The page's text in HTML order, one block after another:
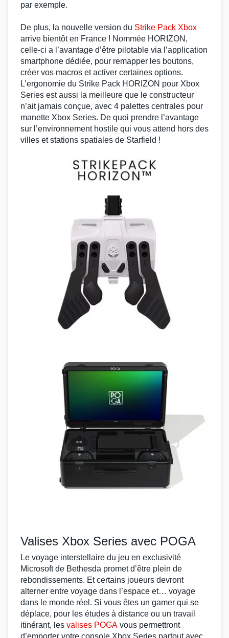
par exemple.
De plus, la nouvelle version du Strike Pack Xbox
arrive bientôt en France ! Nommée HORIZON ,
celle-ci a l’avantage d’être pilotable via l’application
smartphone dédiée, pour remapper les boutons,
créer vos macros et activer certaines options.
L’ergonomie du Strike Pack HORIZON pour Xbox
Series est aussi la meilleure que le constructeur
n’ait jamais conçue, avec 4 palettes centrales pour
manette Xbox Series. De quoi prendre l’avantage
sur l’environnement hostile qui vous attend hors des
villes et stations spatiales de Starfield !
Valises Xbox Series avec POGA
Le voyage interstellaire du jeu en exclusivité
Microsoftde Bethesda promet d’être plein de
rebondissements. Et certains joueurs devront
alterner entre voyage dans l’espace et… voyage
dans le monde réel. Si vous êtes un gamer qui se
déplace, pour les études à distance ou un travail
itinérant, les valises POGA vous permettront
d’emporter votre console Xbox Series partout avec